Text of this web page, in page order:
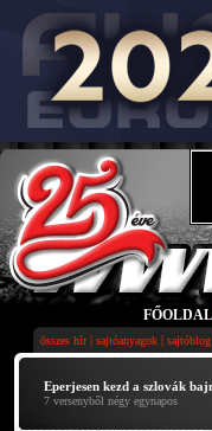
FŐOLDAL
összes hír| sajtóanyagok | sajtóblog
Eperjesen kezd a szlovák
7 versenyből négy egynapos